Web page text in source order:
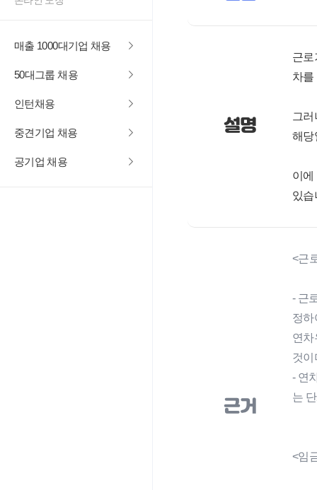
매출 1000대기업 채용
50대그룹 채용
인턴채용
중견기업 채용
공기업 채용
설명
근로
차를
그
해당
이에
있습
근거
<근
- 근
정하
연차
것이
- 연
는
<임